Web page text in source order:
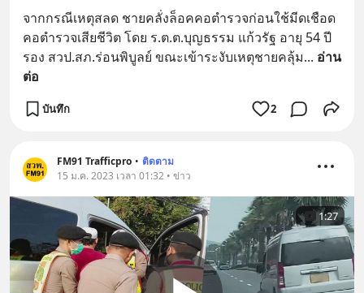
จากกรณีเหตุสลด ชายคลั่งล็อคคอตำรวจก่อนใช้มีดเชือด
คอตำรวจเสียชีวิต โดย ร.ต.ต.บุญธรรม แก้วรัฐ อายุ 54 ปี
รอง สวป.สภ.ร่อนพิบูลย์ ขณะเข้าระงับเหตุชายคลุ้ม... อ่าน
ต่อ
บันทึก 2
FM91 Trafficpro • ติดตาม
15 ม.ค. 2023 เวลา 01:32 • ข่าว
1:27